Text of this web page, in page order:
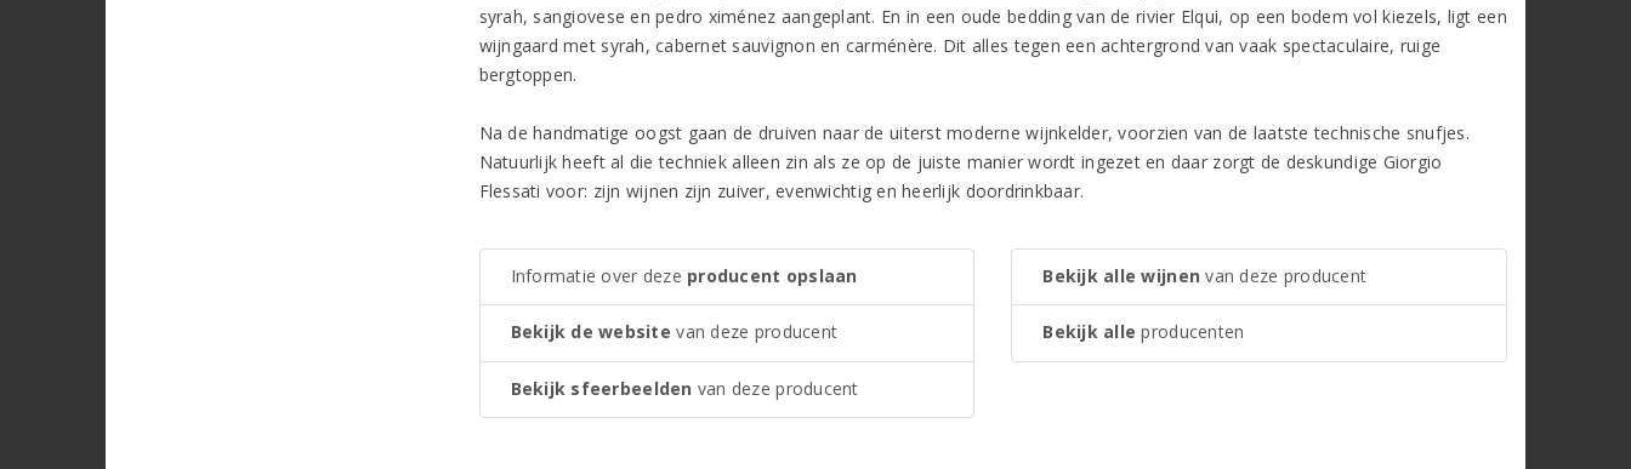
syrah, sangiovese en pedro ximénez aangeplant. En in een oude bedding van de rivier Elqui, op een bodem vol kiezels, ligt een
wijngaard met syrah, cabernet sauvignon en carménère. Dit alles tegen een achtergrond van vaak spectaculaire, ruige
bergtoppen.
Na de handmatige oogst gaan de druiven naar de uiterst moderne wijnkelder, voorzien van de laatste technische snufjes.
Natuurlijk heeft al die techniek alleen zin als ze op de juiste manier wordt ingezet en daar zorgt de deskundige Giorgio
Flessati voor: zijn wijnen zijn zuiver, evenwichtig en heerlijk doordrinkbaar.
Informatie over deze producent opslaan
Bekijk de website van deze producent
Bekijk sfeerbeelden van deze producent
Bekijk alle wijnen van deze producent
Bekijk alle producenten